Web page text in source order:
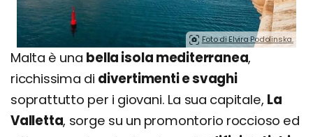
Foto di Elvira Podolinska.
Malta è una bella isola mediterranea,
ricchissima di divertimenti e svaghi
soprattutto per i giovani. La sua capitale, La
Valletta, sorge su un promontorio roccioso ed